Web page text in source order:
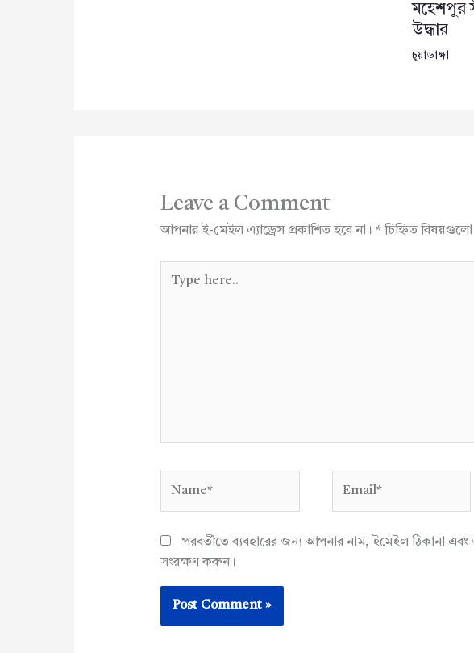
মহেশপুর
উদ্ধার
চুয়াডাঙ্গা
Leave a Comment
আপনার ই-মেইল এ্যাড্রেস প্রকাশিত হবে না। *চিহ্নিত
here..
পরবর্তীতে ব্যবহারের জন্য আপনার নাম, ইমেইল ঠিকানা এবং
সংরক্ষণ করুন।